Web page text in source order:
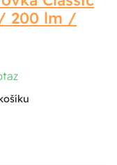
200 lm /